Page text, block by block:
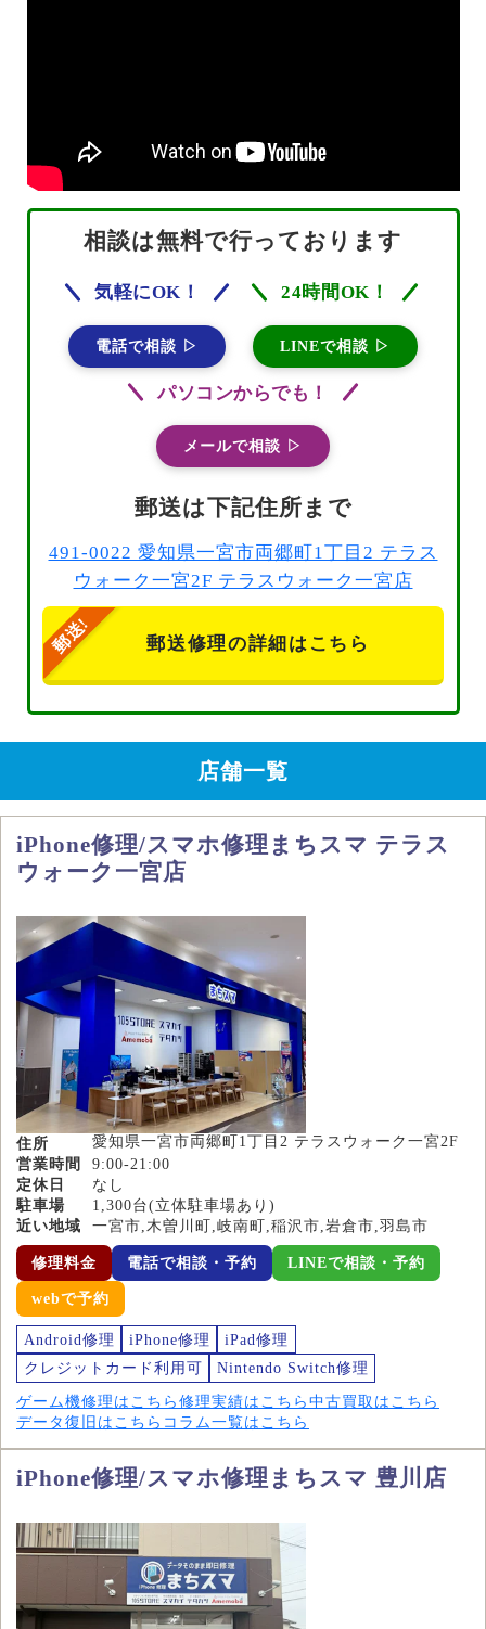
相談は無料で行っております
気軽にOK！
電話で相談 ▷
24時間OK！
LINEで相談 ▷
パソコンからでも！
メールで相談 ▷
郵送は下記住所まで
491-0022 愛知県一宮市両郷町1丁目2 テラス
ウォーク一宮2F テラスウォーク一宮店
郵送修理の詳細はこちら
店舗一覧
iPhone修理/スマホ修理まちスマ テラス
ウォーク一宮店
住所
愛知県一宮市両郷町1丁目2 テラスウォーク一宮2F
営業時間
9:00-21:00
定休日
なし
駐車場
1,300台(立体駐車場あり)
近い地域
一宮市,木曽川町,岐南町,稲沢市,岩倉市,羽島市
修理料金 電話で相談・予約 LINEで相談・予約
webで予約
Android修理 iPhone修理
iPad修理
クレジットカード利用可
Nintendo Switch修理
ゲーム機修理はこちら 修理実績はこちら 中古買取はこちら
データ復旧はこちら コラム一覧はこちら
iPhone修理/スマホ修理まちスマ 豊川店